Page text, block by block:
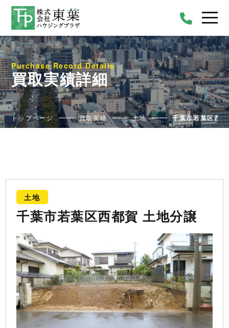
Purchase Record Details
買取実績詳細
トップページ 買取実績 土地 千葉市若葉区西
土地
千葉市若葉区西都賀 土地分譲